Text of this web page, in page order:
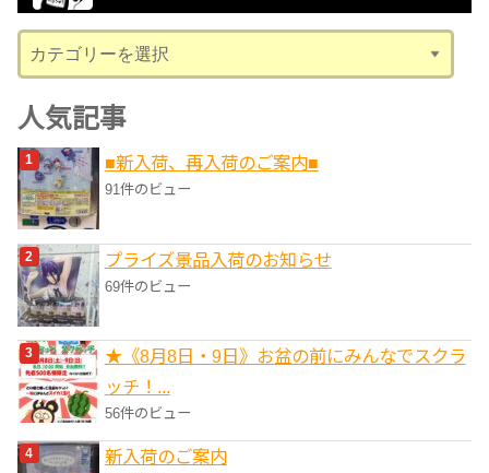
ブ
テ
ゴ
リ
ー
人気記事
■新入荷、再入荷のご案内■
91件のビュー
プライズ景品入荷のお知らせ
69件のビュー
★《8月8日・9日》お盆の前にみんなでスクラ
ッチ！...
56件のビュー
新入荷のご案内